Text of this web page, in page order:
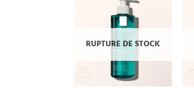
RUPTURE DE STOCK